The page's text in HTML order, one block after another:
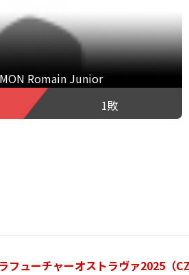
Romain Junior
1敗
フューチャーオストラヴァ2025（